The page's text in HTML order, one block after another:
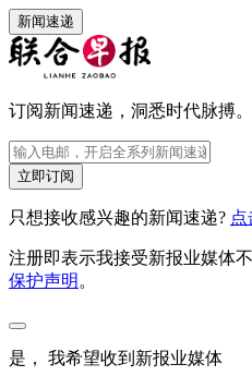
新闻速递
订阅新闻速递，洞悉时代脉搏。
立即订阅
只想接收感兴趣的新闻速递? 点
注册即表示我接受新报业媒体
保护声明 。
是， 我希望收到新报业媒体